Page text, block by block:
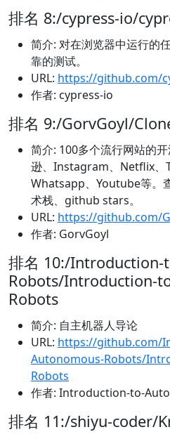
排名 8:/cypress-io/
简介: 对在浏览器中运行的
靠的测试。
URL: https://github.com/
作者: cypress-io
排名 9:/GorvGoyl/
简介: 100多个流行网站的
逊、Instagram、Netflix、
Whatsapp、Youtube等。
术栈、github stars。
URL: https://github.com/
作者: GorvGoyl
排名 10:/Introduction-
Robots/Introduction-
Robots
简介: 自主机器人导论
URL: https://github.com/
Autonomous-Robots/
Robots
作者: Introduction-to-
排名 11:/shiyu-coder/